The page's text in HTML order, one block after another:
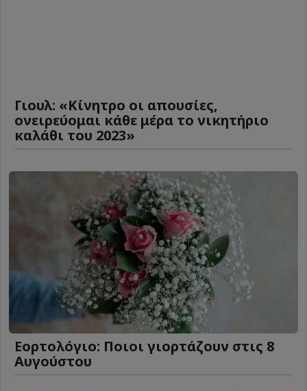
Γιουλ: «Κίνητρο οι απουσίες,
ονειρεύομαι κάθε μέρα το νικητήριο
καλάθι του 2023»
Εορτολόγιο: Ποιοι γιορτάζουν στις 8
Αυγούστου